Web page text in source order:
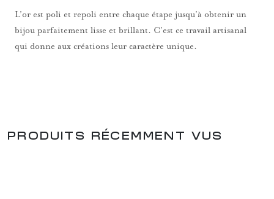
L’or est poli et repoli entre chaque étape jusqu’à obtenir un
bijou parfaitement lisse et brillant. C’est ce travail artisanal
qui donne aux créations leur caractère unique.
PRODUITS RÉCEMMENT VUS